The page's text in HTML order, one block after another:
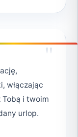
"
włączając
Tobą i twoim
urlop.